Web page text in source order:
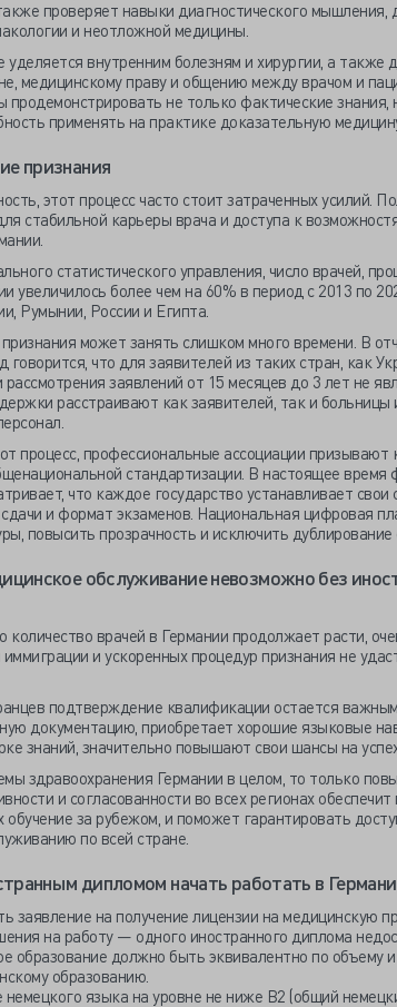
проверяет навыки диагностического
и неотложной медицины.
уделяется внутренним болезням и хирургии, а также
медицинскому праву и общению между врачом и
не только фактические знания,
применять на практике доказательную
признания
этот процесс часто стоит затраченных усилий.
стабильной карьеры врача и доступа к
статистического управления, число врачей,
увеличилось более чем на 60% в период с 2013 по
Румынии, России и Египта.
может занять слишком много времени. В
говорится, что для заявителей из таких стран, как
рассмотрения заявлений от 15 месяцев до 3 лет не
расстраивают как заявителей, так и больницы
процесс, профессиональные ассоциации призывают
стандартизации. В настоящее время
что каждое государство устанавливает свои
и формат экзаменов. Национальная цифровая
повысить прозрачность и исключить дублирование
обслуживание невозможно без
количество врачей в Германии продолжает расти,
и ускоренных процедур признания не
подтверждение квалификации остается
документацию, приобретает хорошие языковые
знаний, значительно повышают свои шансы на
здравоохранения Германии в целом, то только
и согласованности во всех регионах
за рубежом, и поможет гарантировать
по всей стране.
дипломом начать работать в
заявление на получение лицензии на медицинскую
на работу — одного иностранного диплома
образование должно быть эквивалентно по объему
образованию.
немецкого языка на уровне не ниже B2 (общий